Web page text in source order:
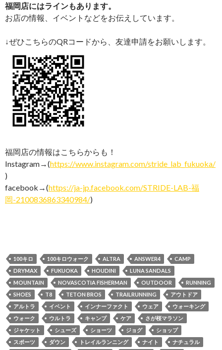
福岡店にはラインもあります。
お店の情報、イベントなどをお伝えしています。
↓ぜひこちらのQRコードから、友達申請をお願いします。
福岡店の情報はこちらからも！
Instagram→(https://www.instagram.com/stride_lab_fukuoka/
)
facebook→(https://ja-jp.facebook.com/STRIDE-LAB-福
岡-2100836863340984/)
100キロ 100キロウォーク ALTRA ANSWER4
CAMP
DRYMAX
FUKUOKA HOUDINI
LUNA SANDALS
MOUNTAIN
NOVASCOTIA FISHERMAN OUTDOOR
RUNNING
SHOES
T8 TETON BROS TRAILRUNNING
アウトドア
アルトラ
イベント インナーファクト ウェア
ウォーキング
ウォーク
ウルトラ キャンプ ケア
さが桜マラソン
ジャケット
シューズ ショーツ ジョグ
ショップ
スポーツ
ダウン トレイルランニング ナイト
ナチュラル